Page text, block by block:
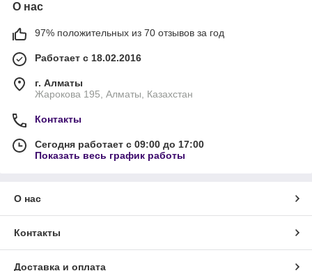
О нас
97% положительных из 70 отзывов за год
Работает с 18.02.2016
г. Алматы
Жарокова 195, Алматы, Казахстан
Контакты
Сегодня работает с 09:00 до 17:00
Показать весь график работы
О нас
Контакты
Доставка и оплата